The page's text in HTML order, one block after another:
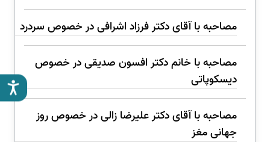
مصاحبه با آقای دکتر فرزاد اشرافی در خصوص سردرد
مصاحبه با خانم دکتر افسون صدیقی در خصوص
دیسکوپاتی
مصاحبه با آقای دکتر علیرضا زالی در خصوص روز
جهانی مغز